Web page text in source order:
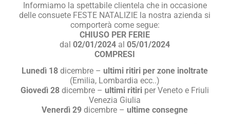
Informiamo la spettabile clientela che in occasione
delle consuete FESTE NATALIZIE la nostra azienda si
comporterà come segue:
CHIUSO PER FERIE
dal02/01/2024 al05/01/2024
COMPRESI
Lunedì 18 dicembre –ultimi ritiri per zone inoltrate
(Emilia, Lombardia ecc..)
Giovedì 28 dicembre – ultimi ritiri per Veneto e Friuli
Venezia Giulia
Venerdì 29 dicembre –ultime consegne